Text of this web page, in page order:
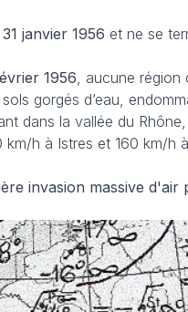
janvier 1956 et ne se
1956, aucune région
gorgés d’eau,
dans la vallée du
km/h à Istres et 160 km/h
invasion massive d'air